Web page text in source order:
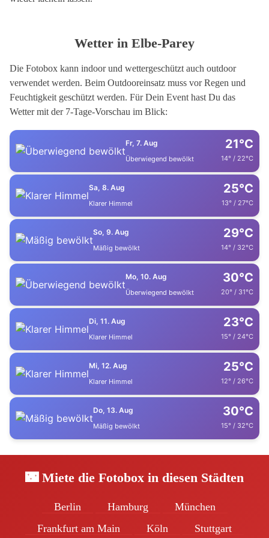
Wetter in Elbe-Parey
Die Fotobox kann indoor und wettergeschützt auch outdoor
verwendet werden. Beim Outdooreinsatz muss vor Regen und
Feuchtigkeit geschützt werden. Für Dein Event hast Du das
Wetter mit der 7-Tage-Vorschau im Blick:
Fr, 7. Aug
Überwiegend bewölkt
21°C
14° / 22°C
Sa, 8. Aug
Klarer Himmel
25°C
13° / 27°C
So, 9. Aug
Mäßig bewölkt
29°C
14° / 32°C
Mo, 10. Aug
Überwiegend bewölkt
30°C
20° / 31°C
Di, 11. Aug
Klarer Himmel
23°C
15° / 24°C
Mi, 12. Aug
Klarer Himmel
25°C
12° / 26°C
Do, 13. Aug
Mäßig bewölkt
30°C
15° / 32°C
🌃 Miete die Fotobox in diesen Städten
Berlin Hamburg
München
Frankfurt am Main
Köln Stuttgart